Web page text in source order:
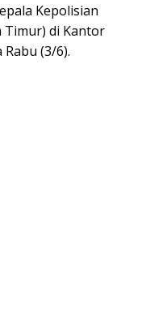
Kepolisian
Timur) di Kantor
(3/6).